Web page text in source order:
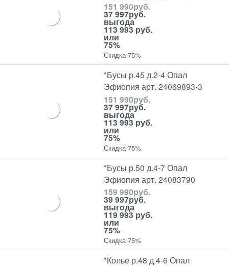
151 990руб.
37 997руб.
выгода
113 993 руб.
или
75%
Скидка 75%
*Бусы р.45 д.2-4 Опал
Эфиопия арт. 24069893-3
151 990руб.
37 997руб.
выгода
113 993 руб.
или
75%
Скидка 75%
*Бусы р.50 д.4-7 Опал
Эфиопия арт. 24083790
159 990руб.
39 997руб.
выгода
119 993 руб.
или
75%
Скидка 75%
*Колье р.48 д.4-6 Опал